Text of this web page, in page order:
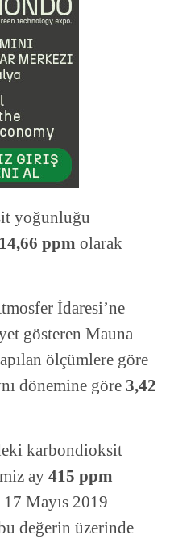
yoğunluğu
ppm olarak
İdaresi’ne
gösteren Mauna
ölçümlere göre
dönemine göre 3,42
karbondioksit
ay 415 ppm
Mayıs 2019
değerin üzerinde